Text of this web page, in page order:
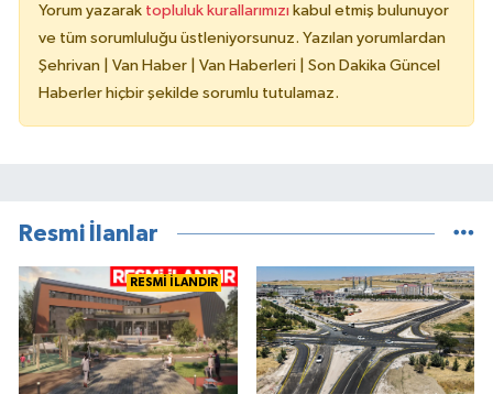
Yorum yazarak topluluk kurallarımızı kabul etmiş bulunuyor
ve tüm sorumluluğu üstleniyorsunuz. Yazılan yorumlardan
Şehrivan | Van Haber | Van Haberleri | Son Dakika Güncel
Haberler hiçbir şekilde sorumlu tutulamaz.
Resmi İlanlar
RESMİ İLANDIR